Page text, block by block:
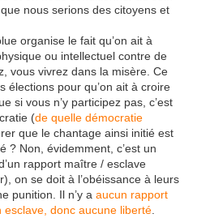
nous serions des citoyens et
organise le fait qu’on ait à
ou intellectuel contre de
vous vivrez dans la misère. Ce
élections pour qu’on ait à croire
si vous n’y participez pas, c’est
(de quelle démocratie
que le chantage ainsi initié est
? Non, évidemment, c’est un
rapport maître / esclave
on se doit à l’obéissance à leurs
punition. Il n’y a aucun rapport
esclave, donc aucune liberté